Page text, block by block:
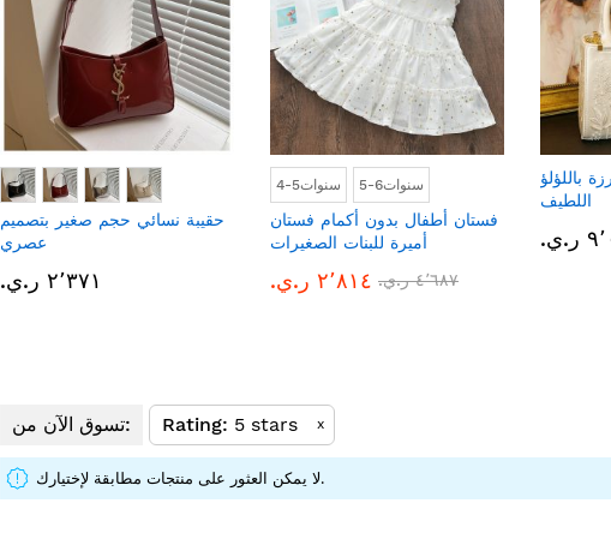
حقيبة نسائي حجم صغير بتصميم
عصري
٢٬٣٧١ ر.ي.‏
4-5سنوات 5-6سنوات
فستان أطفال بدون أكمام فستان
أميرة للبنات الصغيرات
٢٬٨١٤ ر.ي.‏ ٤٬٦٨٧ ر.ي.‏
باللؤلؤ
اللطيف
تسوق الآن من: Rating 5 stars x
لا يمكن العثور على منتجات مطابقة لإختيارك.